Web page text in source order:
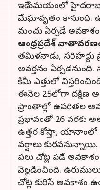
ఇదే సమయంలో
మేఘావృతం కానుంది.
మంచు ఏర్పడే
ఆంధ్రప్రదేశ్‌
తమిళనాడు, సరిహద్దు
ఆవర్తనం ఏర్పడనుంది.
కిమీ ఎత్తులో
ఈనెల 25లోగా దక్షిణ
ప్రాంతాల్లో ఉపరితల
ప్రభావంతో 26 వరకు
ఉత్తర కోస్తా, యానాంలో
వర్షాలు
పలు చోట్ల పడే
వెల్లడించింది.
చోట్ల కురిసే అవకాశం